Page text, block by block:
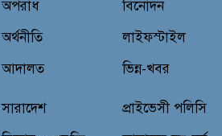
বন্যাদুর্গত মানুষের পাশে পার্কভিউ
ক্যাম্পে ২ হাজার রোগীকে সেবা,
চন্দনাইশ থানা পুলিশের অভিযানে ৩
অপরাধ
অর্থনীতি
আদালত
বিনোদন
লাইফস্টাইল
ভিন্ন-খবর
সারাদেশ
প্রাইভেসী পলিসি